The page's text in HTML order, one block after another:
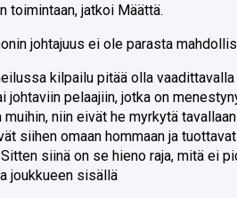
toimintaan, jatkoi Määttä.
johtajuus ei ole parasta
kilpailu pitää olla
johtaviin pelaajiin, jotka on
muihin, niin eivät he myrkytä
siihen omaan hommaan ja
siinä on se hieno raja, mitä ei
joukkueen sisällä